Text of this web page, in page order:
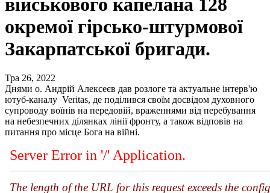
окремої гірсько-штурмової
Закарпатської бригади.
Тра 26, 2022
Днями о. Андрій Алексеєв дав розлоге та актуальне інтерв'ю
ютуб-каналу Veritas, де поділився своїм досвідом духовного
супроводу воїнів на передовій, враженнями від перебування
на небезпечних ділянках лінії фронту, а також відповів на
питання про місце Бога на війні.